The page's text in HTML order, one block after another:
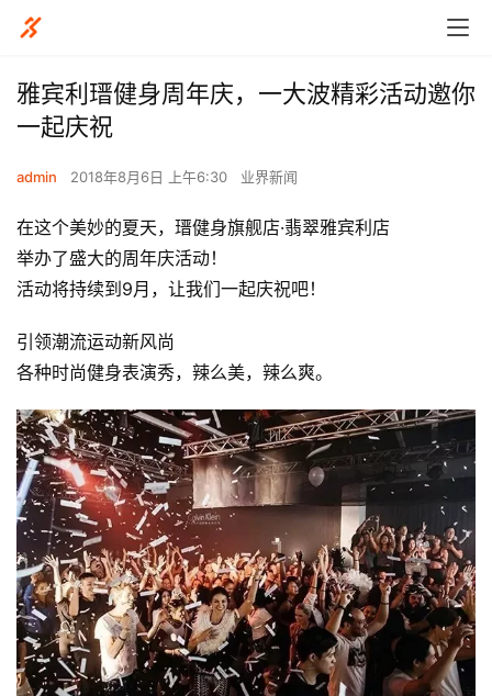
雅宾利瑨健身周年庆，一大波精彩活动邀你
一起庆祝
admin 2018年8月6日 上午6:30 业界新闻
在这个美妙的夏天，瑨健身旗舰店·翡翠雅宾利店
举办了盛大的周年庆活动！
活动将持续到9月，让我们一起庆祝吧！
引领潮流运动新风尚
各种时尚健身表演秀，辣么美，辣么爽。